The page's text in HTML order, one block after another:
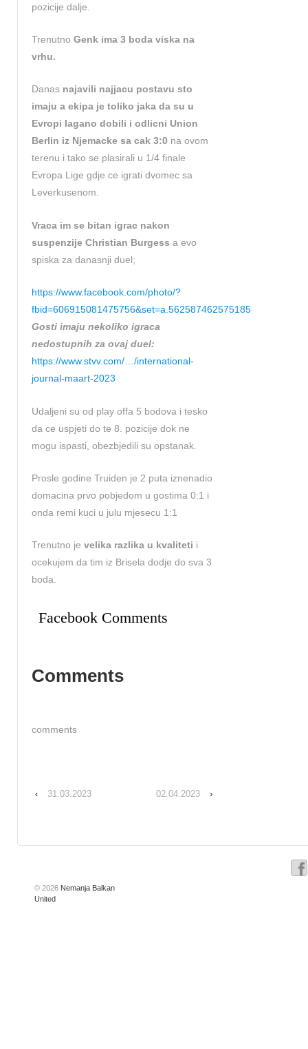
pozicije dalje.
Trenutno Genk ima 3 boda viska na
vrhu.
Danas najavili najjacu postavu sto
imaju a ekipa je toliko jaka da su u
Evropi lagano dobili i odlicni Union
Berlin iz Njemacke sa cak 3:0 na ovom
terenu i tako se plasirali u 1/4 finale
Evropa Lige gdje ce igrati dvomec sa
Leverkusenom.
Vraca im se bitan igrac nakon
suspenzije Christian Burgess a evo
spiska za danasnji duel;
https://www.facebook.com/photo/?
fbid=606915081475756&set=a.562587462575185
Gosti imaju nekoliko igraca
nedostupnih za ovaj duel:
https://www.stvv.com/…/international-
journal-maart-2023
Udaljeni su od play offa 5 bodova i tesko
da ce uspjeti do te 8. pozicije dok ne
mogu ispasti, obezbjedili su opstanak.
Prosle godine Truiden je 2 puta iznenadio
domacina prvo pobjedom u gostima 0:1 i
onda remi kuci u julu mjesecu 1:1
Trenutno je velika razlika u kvaliteti i
ocekujem da tim iz Brisela dodje do sva 3
boda.
Facebook Comments
Comments
comments
‹ 31.03.2023 02.04.2023 ›
© 2026 Nemanja Balkan
United